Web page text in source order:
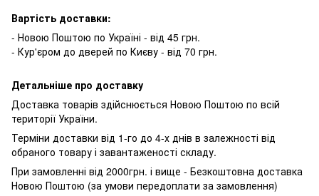
Вартість доставки:
- Новою Поштою по Україні - від 45 грн.
- Кур'єром до дверей по Києву - від 70 грн.
Детальніше про доставку
Доставка товарів здійснюється Новою Поштою по всій
території України.
Терміни доставки від 1-го до 4-х днів в залежності від
обраного товару і завантаженості складу.
При замовленні від 2000грн. і вище - Безкоштовна доставка
Новою Поштою (за умови передоплати за замовлення)